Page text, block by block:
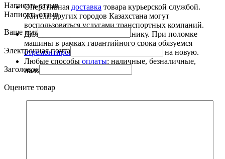
Оперативная доставка товара курьерской службой.
Жители других городов Казахстана могут
воспользоваться услугами транспортных компаний.
Дилерская гарантия на всю технику. При поломке
машины в рамках гарантийного срока обязуемся
отремонтировать
технику или поменять на новую.
Любые способы оплаты: наличные, безналичные,
наложенный платеж.
Написать отзыв
Написать отзыв
Ваше имя
Электронная почта
Заголовок
Оцените товар